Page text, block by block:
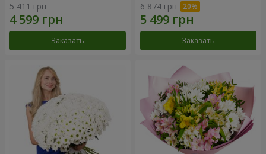
5 411 грн
Заказать
6 874 грн
Заказать